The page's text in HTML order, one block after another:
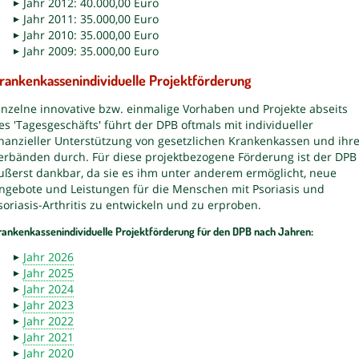
Jahr 2011: 35.000,00 Euro
Jahr 2010: 35.000,00 Euro
Jahr 2009: 35.000,00 Euro
Projektförderung
innovative bzw. einmalige Vorhaben und Projekte abseits
'Tagesgeschäfts' führt der DPB oftmals mit individueller
Unterstützung von gesetzlichen Krankenkassen und
durch. Für diese projektbezogene Förderung ist der DPB
dankbar, da sie es ihm unter anderem ermöglicht, neue
und Leistungen für die Menschen mit Psoriasis und
Arthritis zu entwickeln und zu erproben.
Projektförderung für den DPB nach Jahren:
Jahr 2026
Jahr 2025
Jahr 2024
Jahr 2023
Jahr 2022
Jahr 2021
Jahr 2020